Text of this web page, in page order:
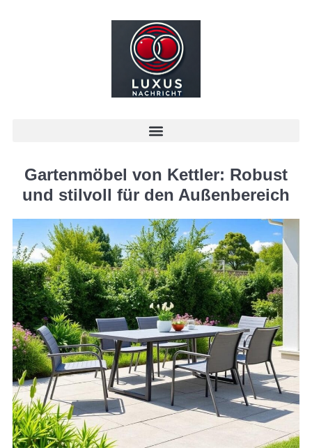
Gartenmöbel von Kettler: Robust
und stilvoll für den Außenbereich